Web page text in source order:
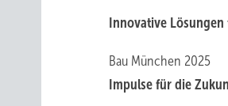
Innovative Lösung
Bau München 2025
I mpulse für die Z